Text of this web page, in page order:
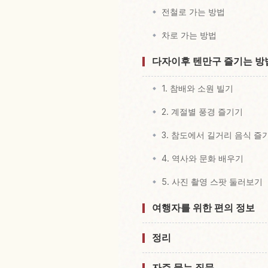
전철로 가는 방법
차로 가는 방법
다자이후 텐만구 즐기는 방
1. 참배와 소원 빌기
2. 계절별 풍경 즐기기
3. 참도에서 길거리 음식 즐
4. 역사와 문화 배우기
5. 사진 촬영 스팟 둘러보기
여행자를 위한 편의 정보
정리